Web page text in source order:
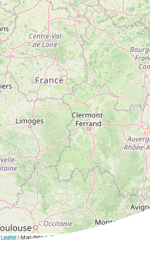
Leaflet| Map data © OpenStreetMap